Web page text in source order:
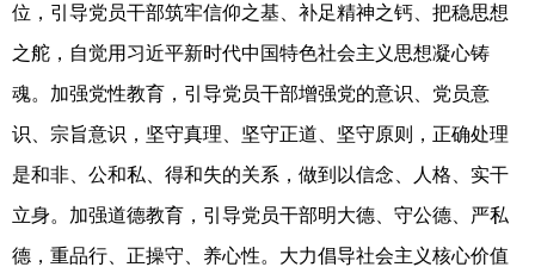
位，引导党员干部筑牢信仰之基、补足精神之钙、把稳思想
之舵，自觉用习近平新时代中国特色社会主义思想凝心铸
魂。加强党性教育，引导党员干部增强党的意识、党员意
识、宗旨意识，坚守真理、坚守正道、坚守原则，正确处理
是和非、公和私、得和失的关系，做到以信念、人格、实干
立身。加强道德教育，引导党员干部明大德、守公德、严私
德，重品行、正操守、养心性。大力倡导社会主义核心价值